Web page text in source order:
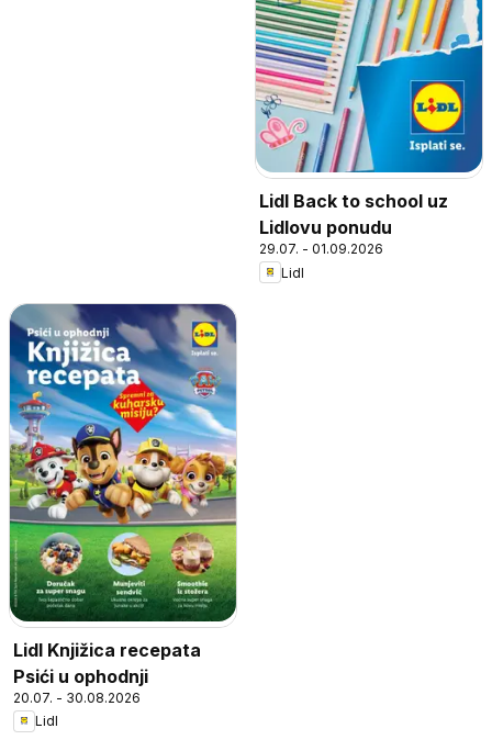
Lidl Back to school uz
Lidlovu ponudu
29.07. - 01.09.2026
Lidl
Lidl Knjižica recepata
Psići u ophodnji
20.07. - 30.08.2026
Lidl